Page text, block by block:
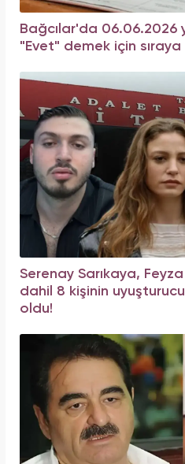
Bağcılar'da 06.06.2026
"Evet" demek için sıraya
Serenay Sarıkaya,
dahil 8 kişinin
oldu!